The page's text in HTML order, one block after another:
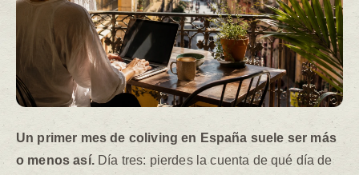
Un primer mes de coliving en España suele ser más
o menos así.Día tres: pierdes la cuenta de qué día de